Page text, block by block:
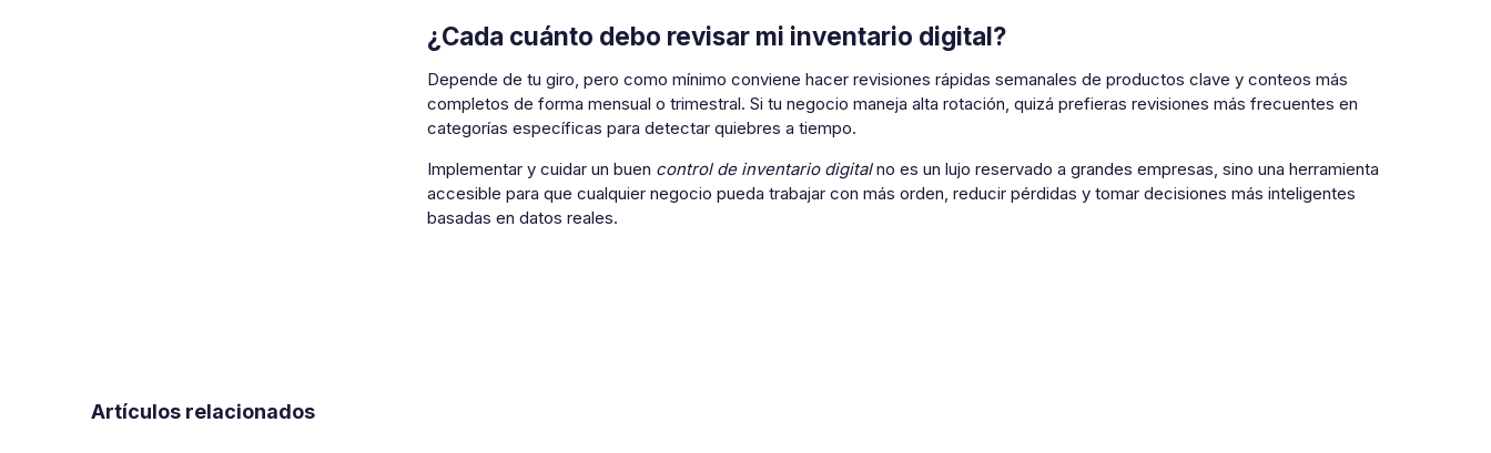
¿Cada cuánto debo revisar mi inventario digital?
Depende de tu giro, pero como mínimo conviene hacer revisiones rápidas semanales de productos clave y conteos más
completos de forma mensual o trimestral. Si tu negocio maneja alta rotación, quizá prefieras revisiones más frecuentes en
categorías específicas para detectar quiebres a tiempo.
Implementar y cuidar un buen control de inventario digitalno es un lujo reservado a grandes empresas, sino una herramienta
accesible para que cualquier negocio pueda trabajar con más orden, reducir pérdidas y tomar decisiones más inteligentes
basadas en datos reales.
Artículos relacionados